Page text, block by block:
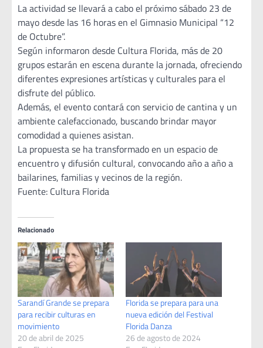
La actividad se llevará a cabo el próximo sábado 23 de
mayo desde las 16 horas en el Gimnasio Municipal “12
de Octubre”.
Según informaron desde Cultura Florida, más de 20
grupos estarán en escena durante la jornada, ofreciendo
diferentes expresiones artísticas y culturales para el
disfrute del público.
Además, el evento contará con servicio de cantina y un
ambiente calefaccionado, buscando brindar mayor
comodidad a quienes asistan.
La propuesta se ha transformado en un espacio de
encuentro y difusión cultural, convocando año a año a
bailarines, familias y vecinos de la región.
Fuente: Cultura Florida
Relacionado
Sarandí Grande se prepara
para recibir culturas en
movimiento
20 de abril de 2025
Florida se prepara para una
nueva edición del Festival
Florida Danza
26 de agosto de 2024